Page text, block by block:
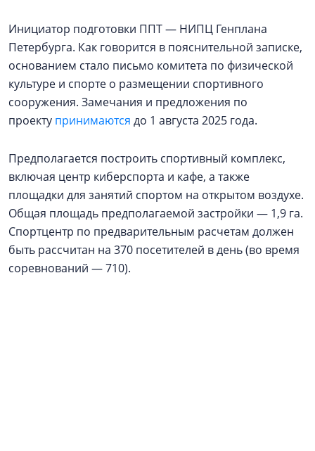
Инициатор подготовки ППТ — НИПЦ Генплана
Петербурга. Как говорится в пояснительной записке,
основанием стало письмо комитета по физической
культуре и спорте о размещении спортивного
сооружения. Замечания и предложения по
проекту принимаются до 1 августа 2025 года.
Предполагается построить спортивный комплекс,
включая центр киберспорта и кафе, а также
площадки для занятий спортом на открытом воздухе.
Общая площадь предполагаемой застройки — 1,9 га.
Спортцентр по предварительным расчетам должен
быть рассчитан на 370 посетителей в день (во время
соревнований — 710).